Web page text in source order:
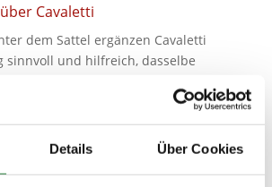
Details Über Cookies
Cavaletti
dem Sattel ergänzen Cavaletti
sinnvoll und hilfreich, dasselbe
Dafür eignen sich besonders
abgeflachten bzw. abgerundeten
weil die Longe darin nicht